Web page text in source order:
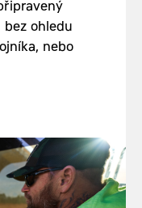
bez ohledu
nebo